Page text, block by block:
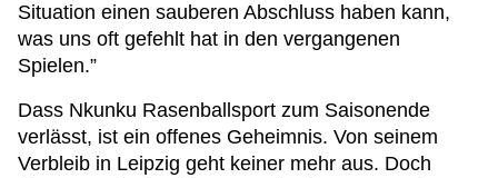
Situation einen sauberen Abschluss haben kann,
was uns oft gefehlt hat in den vergangenen
Spielen.”
Dass Nkunku Rasenballsport zum Saisonende
verlässt, ist ein offenes Geheimnis. Von seinem
Verbleib in Leipzig geht keiner mehr aus. Doch